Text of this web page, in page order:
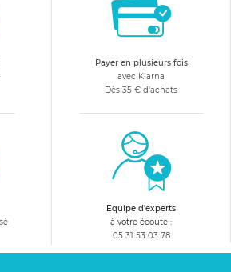
Payer en plusieurs fois
avec Klarna
Dès 35 € d'achats
Equipe d'experts
à votre écoute :
05 31 53 03 78